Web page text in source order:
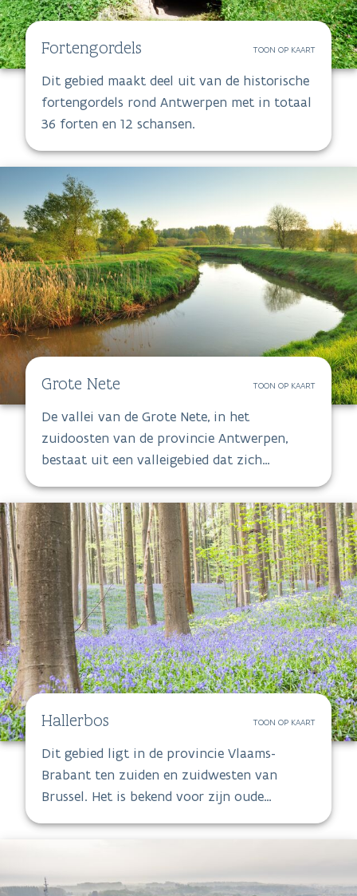
Fortengordels TOON OP KAART
Dit gebied maakt deel uit van de historische
fortengordels rond Antwerpen met in totaal
36 forten en 12 schansen.
Grote Nete TOON OP KAART
De vallei van de Grote Nete, in het
zuidoosten van de provincie Antwerpen,
bestaat uit een valleigebied dat zich
de Grote Nete. Ook de aanliggende
rivierduinen, enkele boskernen en de
depressies van de Langdonken en het Goor
behoren tot het gebied.
Hallerbos TOON OP KAART
Dit gebied ligt in de provincie Vlaams-
Brabant ten zuiden en zuidwesten van
Brussel. Het is bekend voor zijn oude
Lembeekbos, Bos Ter Rijst, Park van